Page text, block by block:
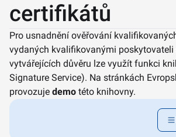
certifikátů
Pro usnadnění ověřování
vydaných kvalifikovanými poskytovateli
vytvářejících důvěru lze využít funkci
Signature Service). Na stránkách
provozuje demo této knihovny.